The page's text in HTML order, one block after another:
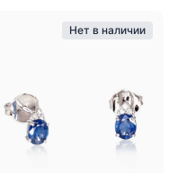
Нет в наличии